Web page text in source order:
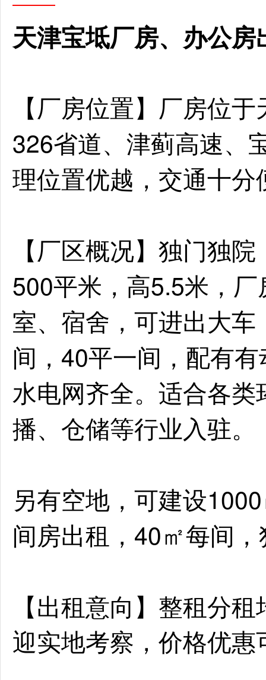
天津宝坻厂房、办公房
【厂房位置】厂房位
326省道、津蓟高速、
理位置优越，交通十分
【厂区概况】 独门独院
500平米，高5.5米，
室、宿舍，可进出大
间，40平一间，配有
水电网齐全。适合各
播、仓储等行业入驻。
另有空地，可建设
间房出租，40㎡每间
【出租意向】整租分
迎实地考察，价格优